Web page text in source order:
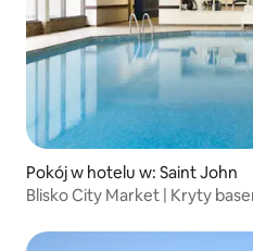
Pokój w hotelu w: Saint John
Blisko City Market | Kryty